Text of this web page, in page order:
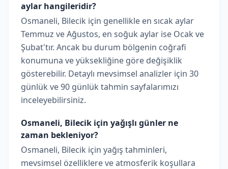
aylar hangileridir?
Osmaneli, Bilecik için genellikle en sıcak aylar
Temmuz ve Ağustos, en soğuk aylar ise Ocak ve
Şubat'tır. Ancak bu durum bölgenin coğrafi
konumuna ve yüksekliğine göre değişiklik
gösterebilir. Detaylı mevsimsel analizler için 30
günlük ve 90 günlük tahmin sayfalarımızı
inceleyebilirsiniz.
Osmaneli, Bilecik için yağışlı günler ne
zaman bekleniyor?
Osmaneli, Bilecik için yağış tahminleri,
mevsimsel özelliklere ve atmosferik koşullara